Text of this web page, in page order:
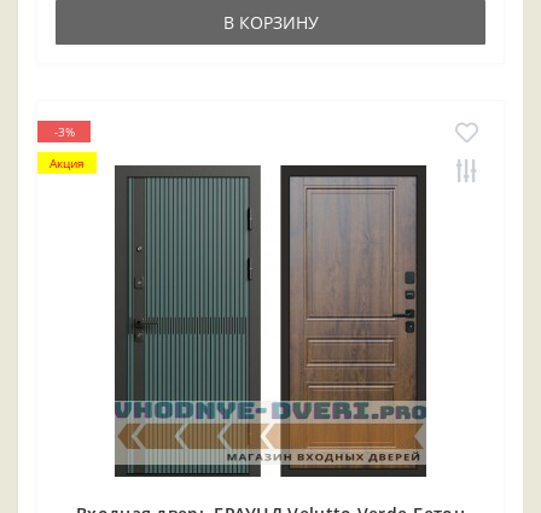
В КОРЗИНУ
-3%
Акция